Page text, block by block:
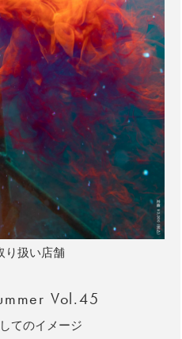
り扱い店舗
Vol.45
てのイメージ